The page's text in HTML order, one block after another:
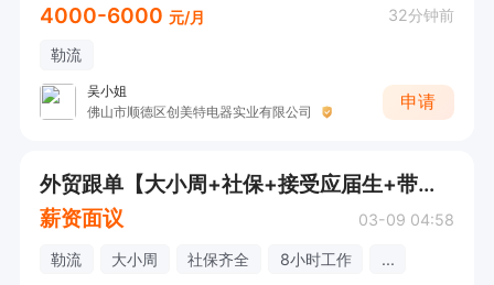
4000-6000 元/月 32分钟前
勒流
吴小姐
佛山市顺德区创美特电器实业有限公司
申请
外贸跟单【大小周+社保+接受应届生+带薪年假】
薪资面议
03-09 04:58
勒流 大小周 社保齐全 8小时工作 ...